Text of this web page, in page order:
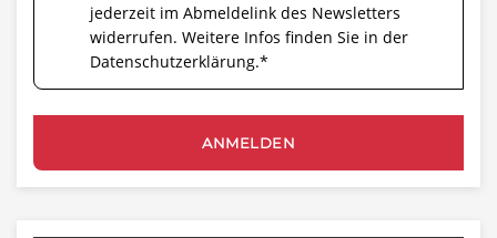
jederzeit im Abmeldelink des Newsletters
widerrufen. Weitere Infos finden Sie in der
Datenschutzerklärung.*